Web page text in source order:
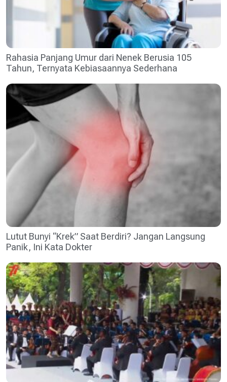
Rahasia Panjang Umur dari Nenek Berusia 105
Tahun, Ternyata Kebiasaannya Sederhana
Lutut Bunyi “Krek” Saat Berdiri? Jangan Langsung
Panik, Ini Kata Dokter